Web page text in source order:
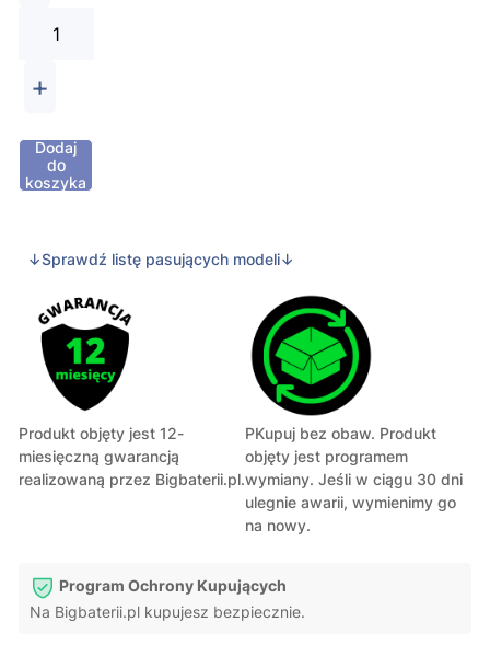
+
Dodaj
do
koszyka
↓Sprawdź listę pasujących modeli↓
Produkt objęty jest 12-
miesięczną gwarancją
realizowaną przez Bigbaterii.pl.
PKupuj bez obaw. Produkt
objęty jest programem
wymiany. Jeśli w ciągu 30 dni
ulegnie awarii, wymienimy go
na nowy.
Program Ochrony Kupujących
Na Bigbaterii.pl kupujesz bezpiecznie.